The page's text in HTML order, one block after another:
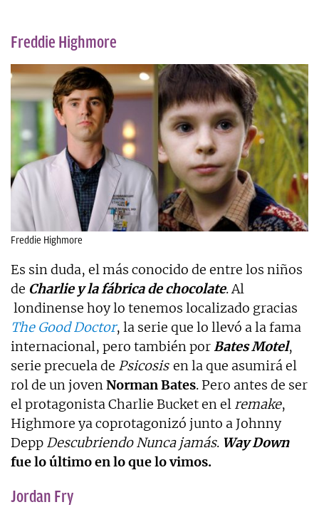
Freddie Highmore
Freddie Highmore
Es sin duda, el más conocido de entre los niños
de Charlie y la fábrica de chocolate. Al
londinense hoy lo tenemos localizado gracias
The Good Doctor, la serie que lo llevó a la fama
internacional, pero también porBates Motel,
serie precuela de Psicosis en la que asumirá el
rol de un jovenNorman Bates. Pero antes de ser
el protagonista Charlie Bucket en el remake,
Highmore ya coprotagonizó junto a Johnny
Depp Descubriendo Nunca jamás. Way Down
fue lo último en lo que lo vimos.
Jordan Fry